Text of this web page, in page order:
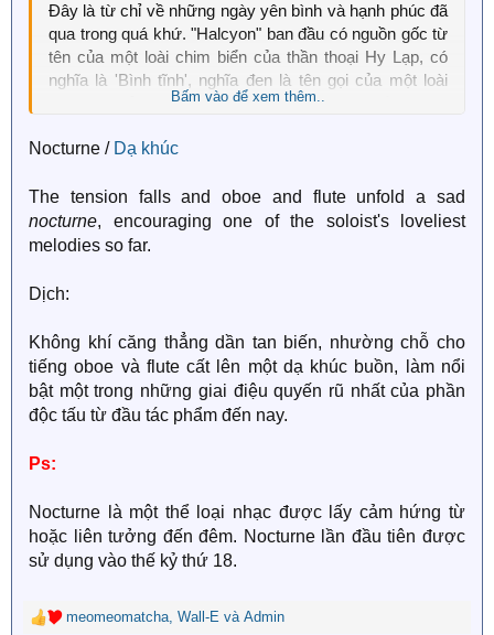
Đây là từ chỉ về những ngày yên bình và hạnh phúc đã
qua trong quá khứ. "Halcyon" ban đầu có nguồn gốc từ
tên của một loài chim biển của thần thoại Hy Lạp, có
nghĩa là 'Bình tĩnh', nghĩa đen là tên gọi của một loài
chim có khả năng làm dịu đi những cơn bão biển.
Bấm vào để xem thêm..
Nocturne / Dạ khúc
The tension falls and oboe and flute unfold a sad
nocturne, encouraging one of the soloist's loveliest
melodies so far.
Dịch:
Không khí căng thẳng dần tan biến, nhường chỗ cho
tiếng oboe và flute cất lên một dạ khúc buồn, làm nổi
bật một trong những giai điệu quyến rũ nhất của phần
độc tấu từ đầu tác phẩm đến nay.
Ps:
Nocturne là một thể loại nhạc được lấy cảm hứng từ
hoặc liên tưởng đến đêm. Nocturne lần đầu tiên được
sử dụng vào thế kỷ thứ 18.
R
meomeomatcha, Wall-E và Admin